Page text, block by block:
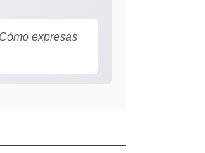
expresas